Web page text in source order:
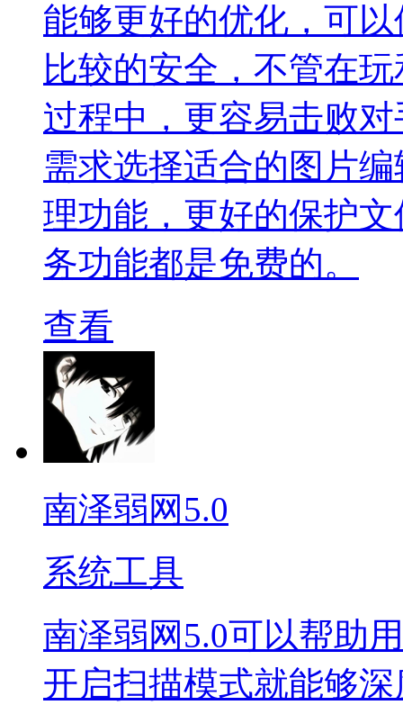
能够更好的优化，可
比较的安全，不管在
过程中，更容易击败
需求选择适合的图片
理功能，更好的保护
务功能都是免费的。
查看
南泽弱网5.0
系统工具
南泽弱网5.0可以帮助
开启扫描模式就能够